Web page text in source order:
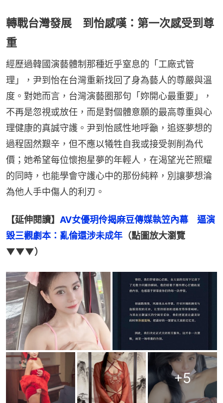
轉戰台灣發展 到怡感嘆：第一次感受到尊
重
經歷過韓國演藝體制那種近乎窒息的「工廠式管
理」，尹到怡在台灣重新找回了身為藝人的尊嚴與溫
度。對她而言，台灣演藝圈那句「妳開心最重要」，
不再是忽視或放任，而是對個體意願的最高尊重與心
理健康的真誠守護。尹到怡感性地呼籲，追逐夢想的
過程固然艱辛，但不應以犧牲自我或接受剝削為代
價；她希望每位懷抱星夢的年輕人，在渴望光芒照耀
的同時，也能學會守護心中的那份純粹，別讓夢想淪
為他人手中傷人的利刃。
【延伸閱讀】 AV女優玥伶揭麻豆傳媒執笠內幕　逼演
毀三觀劇本：亂倫還涉未成年 （點圖放大瀏覽
▼▼▼）
+5